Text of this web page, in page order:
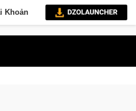
Khoản
đua xe mô tô PvP sở hữu vật lý siêu